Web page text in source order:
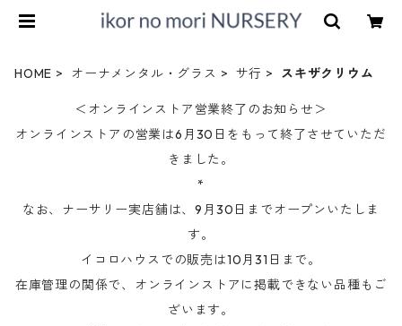
HOME オーナメンタル・グラス サ行 スキザクリウム
＜オンラインストア営業終了のお知らせ＞
オンラインストアの営業は6月30日をもって終了させていただ
きました。
*
なお、ナーサリー実店舗は、9月30日までオープンいたしま
す。
イコロハウスでの販売は10月31日まで。
在庫管理の関係で、オンラインストアに掲載できない品種もご
ざいます。